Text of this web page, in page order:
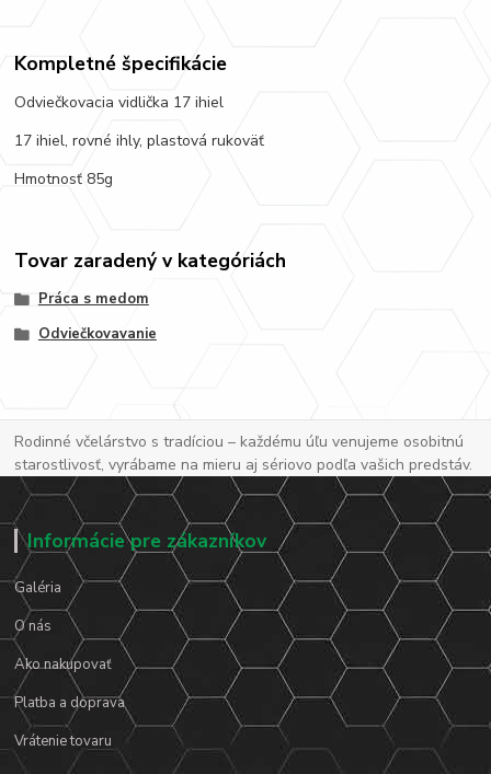
Kompletné špecifikácie
Odviečkovacia vidlička 17 ihiel
17 ihiel, rovné ihly, plastová rukoväť
Hmotnosť 85g
Tovar zaradený v kategóriách
Práca s medom
Odviečkovavanie
Rodinné včelárstvo s tradíciou – každému úľu venujeme osobitnú
starostlivosť, vyrábame na mieru aj sériovo podľa vašich predstáv.
Informácie pre zákazníkov
Galéria
O nás
Ako nakupovať
Platba a doprava
Vrátenie tovaru